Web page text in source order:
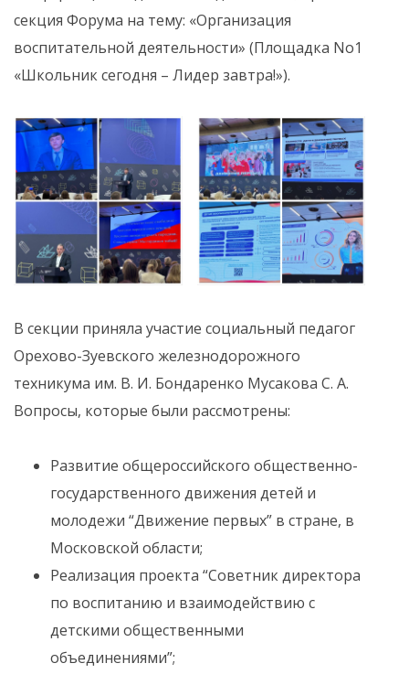
секция Форума на тему: «Организация
воспитательной деятельности» (Площадка No1
«Школьник сегодня – Лидер завтра!»).
В секции приняла участие социальный педагог
Орехово-Зуевского железнодорожного
техникума им. В. И. Бондаренко Мусакова С. А.
Вопросы, которые были рассмотрены:
Развитие общероссийского общественно-
государственного движения детей и
молодежи “Движение первых” в стране, в
Московской области;
Реализация проекта “Советник директора
по воспитанию и взаимодействию с
детскими общественными
объединениями”;